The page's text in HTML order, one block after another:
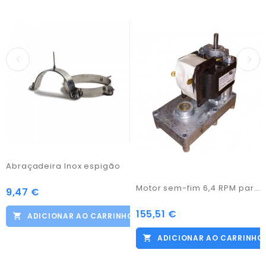
Abraçadeira Inox espigão
Preço
9,47 €
ADICIONAR AO CARRINHO
Motor sem-fim 6,4 RPM para queimador PB1
Preço
155,51 €
ADICIONAR AO CARRINHO